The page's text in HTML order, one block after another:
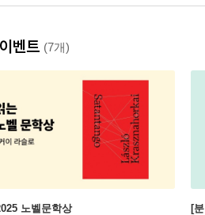
벤트 (7개)
노벨문학상 [